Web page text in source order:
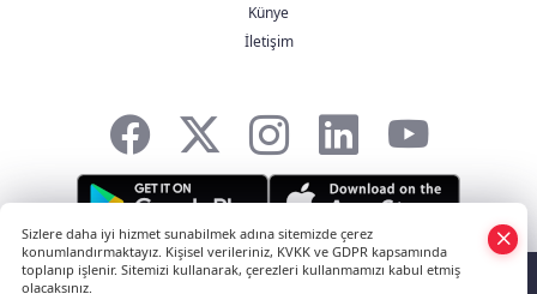
İçişleri Bakanı Mustafa Çiftçi: "Terörsüz
Türkiye hedefinden dönüş yoktur"
Künye
İletişim
HABER YAZILIMIve TURKTICARET.NET projesidir Copyright© 2006-2026
Sizlere daha iyi hizmet sunabilmek adına sitemizde çerez
konumlandırmaktayız. Kişisel verileriniz, KVKK ve GDPR kapsamında
toplanıp işlenir. Sitemizi kullanarak, çerezleri kullanmamızı kabul etmiş
olacaksınız.